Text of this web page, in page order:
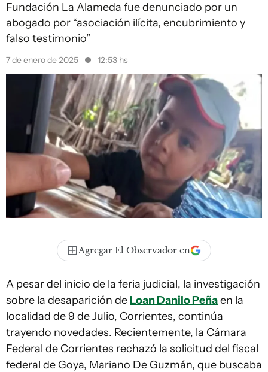
Fundación La Alameda fue denunciado por un
abogado por “asociación ilícita, encubrimiento y
falso testimonio”
7 de enero de 2025 12:53 hs
Agregar El Observador en
A pesar del inicio de la feria judicial, la investigación
sobre la desaparición deLoan Danilo Peñaen la
localidad de 9 de Julio, Corrientes, continúa
trayendo novedades. Recientemente, la Cámara
Federal de Corrientes rechazó la solicitud del fiscal
federal de Goya, Mariano De Guzmán, que buscaba